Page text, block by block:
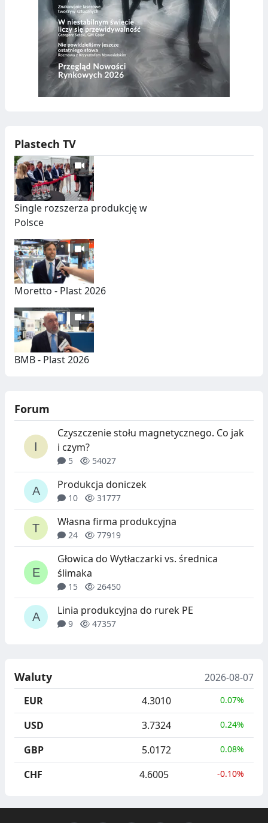
Plastech TV
Single rozszerza produkcję w
Polsce
Moretto - Plast 2026
BMB - Plast 2026
Forum
Czyszczenie stołu magnetycznego. Co jak
i czym?
5 54027
Produkcja doniczek
10 31777
Własna firma produkcyjna
24 77919
Głowica do Wytłaczarki vs. średnica
ślimaka
15 26450
Linia produkcyjna do rurek PE
9 47357
Waluty
2026-08-07
EUR
4.3010 0.07%
USD 3.7324 0.24%
GBP 5.0172 0.08%
CHF 4.6005 -0.10%